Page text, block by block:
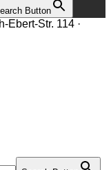
Button
Str. 114 ·